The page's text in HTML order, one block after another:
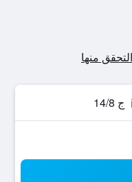
ج 14/8